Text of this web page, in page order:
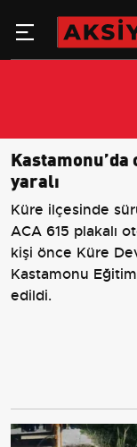
yaralı
Küre ilçesinde
ACA 615 plakalı
kişi önce Küre
Kastamonu
edildi.